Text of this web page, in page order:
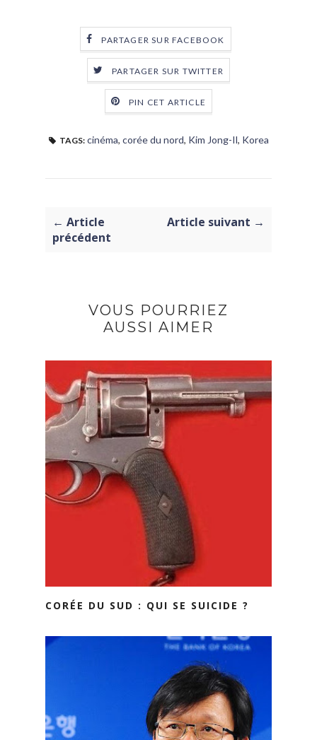
PARTAGER SUR FACEBOOK
PARTAGER SUR TWITTER
PIN CET ARTICLE
TAGS: cinéma, corée du nord, Kim Jong-Il, Korea
← Article
précédent
Article suivant →
VOUS POURRIEZ
AUSSI AIMER
CORÉE DU SUD : QUI SE SUICIDE ?